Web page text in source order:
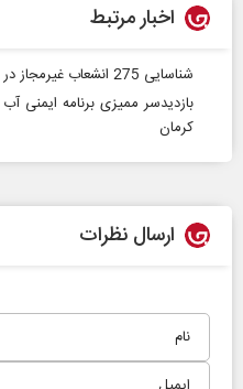
اخبار مرتبط
شناسایی 275 انشعاب غیرمجاز در کهنوج
بازدیدسر ممیزی برنامه ایمنی
کرمان
ارسال نظرات